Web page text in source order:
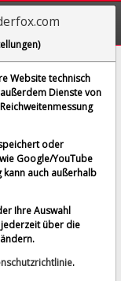
Uhr
Website technisch
Dienste von
oder
Google/YouTube
auch außerhalb
Ihre Auswahl
jederzeit über die
.